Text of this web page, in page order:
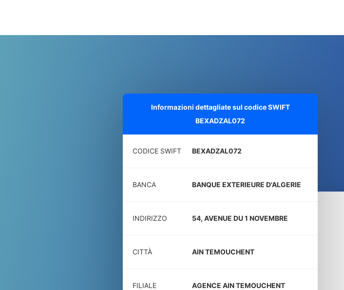
Informazioni dettagliate sul codice SWIFT
BEXADZAL072
CODICE SWIFT BEXADZAL072
BANCA BANQUE EXTERIEURE D'ALGERIE
INDIRIZZO 54, AVENUE DU 1 NOVEMBRE
CITTÀ AIN TEMOUCHENT
FILIALE AGENCE AIN TEMOUCHENT